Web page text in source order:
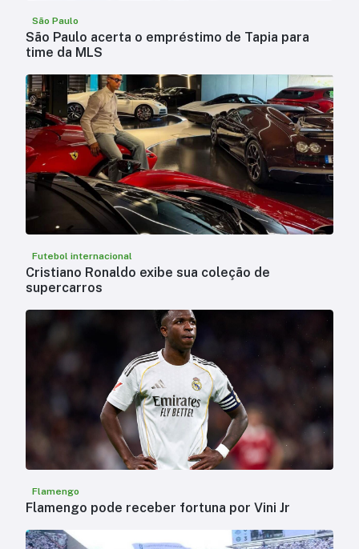
São Paulo
São Paulo acerta o empréstimo de Tapia para
time da MLS
Futebol internacional
Cristiano Ronaldo exibe sua coleção de
supercarros
Flamengo
Flamengo pode receber fortuna por Vini Jr